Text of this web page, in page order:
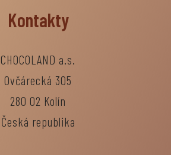
Kontakty
CHOCOLAND a.s.
Ovčárecká 305
280 02 Kolín
Česká republika